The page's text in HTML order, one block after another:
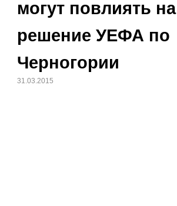
могут повлиять на
решение УЕФА по
Черногории
31.03.2015